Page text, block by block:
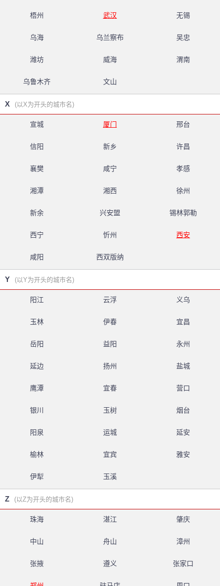
梧州 武汉 无锡
乌海 乌兰察布 吴忠
潍坊 威海 渭南
乌鲁木齐 文山
X (以X为开头的城市名)
宣城 厦门 邢台
信阳 新乡 许昌
襄樊 咸宁 孝感
湘潭 湘西 徐州
新余 兴安盟 锡林郭勒
西宁 忻州 西安
咸阳 西双版纳
Y (以Y为开头的城市名)
阳江 云浮 义乌
玉林 伊春 宜昌
岳阳 益阳 永州
延边 扬州 盐城
鹰潭 宜春 营口
银川 玉树 烟台
阳泉 运城 延安
榆林 宜宾 雅安
伊犁 玉溪
Z (以Z为开头的城市名)
珠海 湛江 肇庆
中山 舟山 漳州
张掖 遵义 张家口